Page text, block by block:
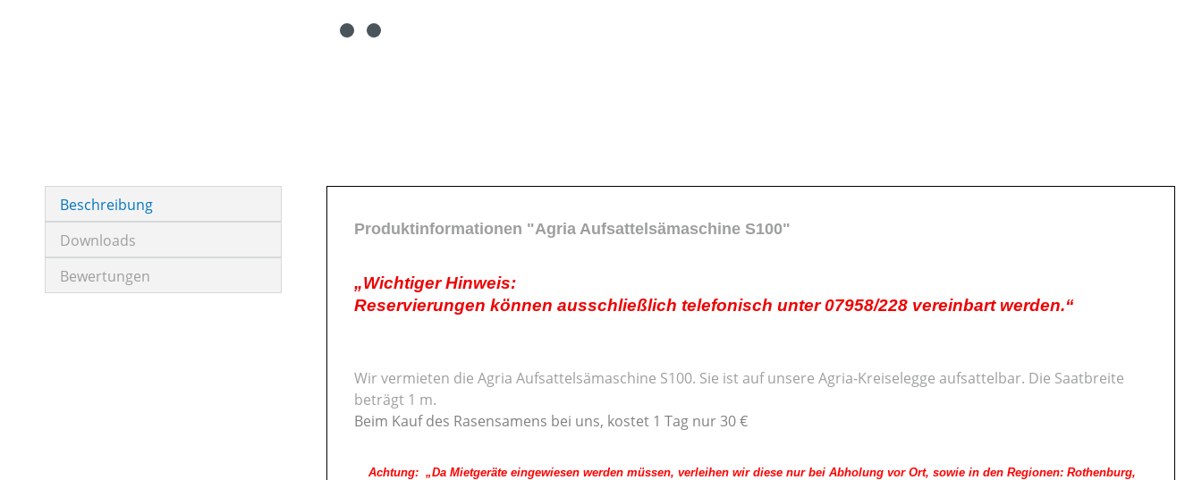
Beschreibung
Downloads
Bewertungen
Produktinformationen "Agria Aufsattelsämaschine S100"
„Wichtiger Hinweis:
Reservierungen können ausschließlich telefonisch unter 07958/228 vereinbart werden.“
Wir vermieten die Agria Aufsattelsämaschine S100. Sie ist auf unsere Agria-Kreiselegge aufsattelbar. Die Saatbreite
beträgt 1 m.
Beim Kauf des Rasensamens bei uns, kostet 1 Tag nur 30 €
Achtung: „Da Mietgeräte eingewiesen werden müssen, verleihen wir diese nur bei Abholung vor Ort, sowie in den Regionen: Rothenburg,